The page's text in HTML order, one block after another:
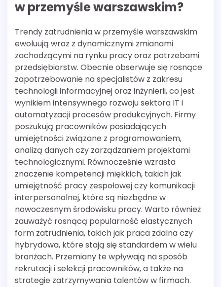
w przemyśle warszawskim?
Trendy zatrudnienia w przemyśle warszawskim
ewoluują wraz z dynamicznymi zmianami
zachodzącymi na rynku pracy oraz potrzebami
przedsiębiorstw. Obecnie obserwuje się rosnące
zapotrzebowanie na specjalistów z zakresu
technologii informacyjnej oraz inżynierii, co jest
wynikiem intensywnego rozwoju sektora IT i
automatyzacji procesów produkcyjnych. Firmy
poszukują pracowników posiadających
umiejętności związane z programowaniem,
analizą danych czy zarządzaniem projektami
technologicznymi. Równocześnie wzrasta
znaczenie kompetencji miękkich, takich jak
umiejętność pracy zespołowej czy komunikacji
interpersonalnej, które są niezbędne w
nowoczesnym środowisku pracy. Warto również
zauważyć rosnącą popularność elastycznych
form zatrudnienia, takich jak praca zdalna czy
hybrydowa, które stają się standardem w wielu
branżach. Przemiany te wpływają na sposób
rekrutacji i selekcji pracowników, a także na
strategie zatrzymywania talentów w firmach.